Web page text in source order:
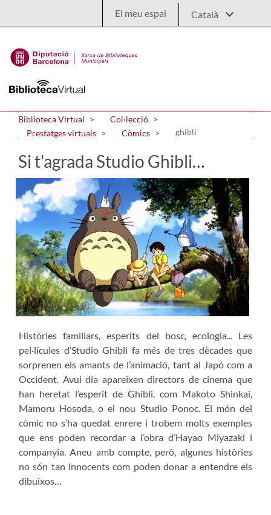
El meu espai
Biblioteca Virtual
Col·lecció
Prestatges virtuals
Còmics ghibli
Si t'agrada Studio Ghibli…
Històries familiars, esperits del bosc, ecologia... Les
pel·lícules d’Studio Ghibli fa més de tres dècades que
sorprenen els amants de l’animació, tant al Japó com a
Occident. Avui dia apareixen directors de cinema que
han heretat l’esperit de Ghibli, com Makoto Shinkai,
Mamoru Hosoda, o el nou Studio Ponoc. El món del
còmic no s’ha quedat enrere i trobem molts exemples
que ens poden recordar a l’obra d’Hayao Miyazaki i
companyia. Aneu amb compte, però, algunes històries
no són tan innocents com poden donar a entendre els
dibuixos…